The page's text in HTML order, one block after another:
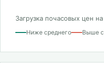
Загрузка почасовых цен
Ниже среднего Выше